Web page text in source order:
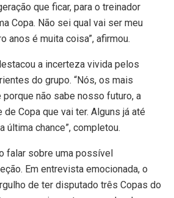
que ficar, para o treinador
Copa. Não sei qual vai ser meu
anos é muita coisa”, afirmou.
a incerteza vivida pelos
do grupo. “Nós, os mais
não sabe nosso futuro, a
Copa que vai ter. Alguns já até
última chance”, completou.
falar sobre uma possível
Em entrevista emocionada, o
de ter disputado três Copas do